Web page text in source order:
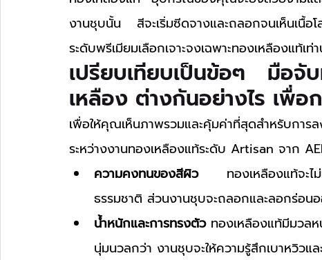
งานชุบนั้น สีจะเริ่มซีดจางและถลอกจนเห็นเนื้อ
ระดับพรีเมียมเลือกเจาะจงเฉพาะทองเหลืองแท้เท่
เปรียบเทียบเป็นข้อๆ มือ
เหลือง ต่างกันอย่างไร เพื่อ
เพื่อให้คุณเห็นภาพรวมและคุ้มค่าที่สุดสำหรับกา
ระหว่างงานทองเหลืองแท้ระดับ Artisan จาก
ความคงทนของสีผิว ทองเหลืองแท้จะไม่
ธรรมชาติ ส่วนงานชุบจะถลอกและลอกร่อน
น้ำหนักและการทรงตัว ทองเหลืองแท้มีมวลห
นุ่มนวลกว่า งานชุบจะให้ความรู้สึกเบาหวิวแ